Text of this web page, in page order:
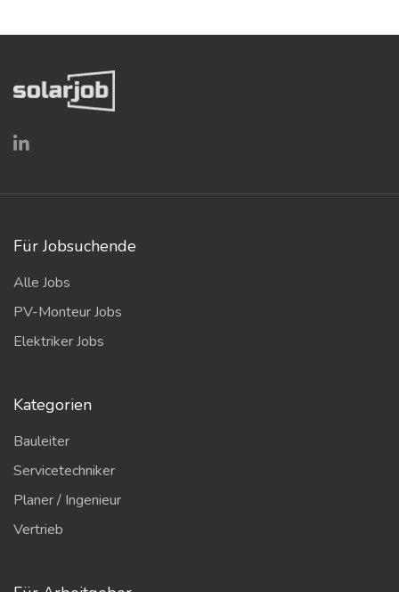
Für Jobsuchende
Alle Jobs
PV-Monteur Jobs
Elektriker Jobs
Kategorien
Bauleiter
Servicetechniker
Planer / Ingenieur
Vertrieb